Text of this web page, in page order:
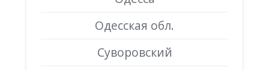
Одесская обл.
Суворовский